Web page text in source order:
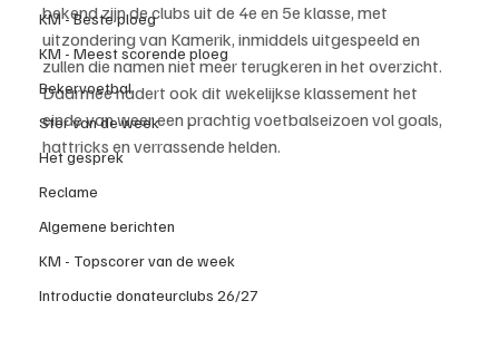
KM - Beste ploeg
KM - Meest scorende ploeg
Bekervoetbal
Ster van de week
Het gesprek
Reclame
Algemene berichten
KM - Topscorer van de week
Introductie donateurclubs 26/27
bekend zijn de clubs uit de 4e en 5e klasse, met
uitzondering van Kamerik, inmiddels uitgespeeld en
zullen die namen niet meer terugkeren in het overzicht.
Daarmee nadert ook dit wekelijkse klassement het
einde van weer een prachtig voetbalseizoen vol goals,
hattricks en verrassende helden.